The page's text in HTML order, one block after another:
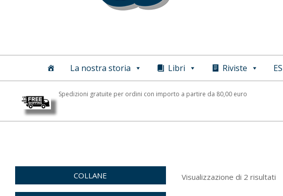
Editoriale
Scientifica
La nostra storia Libri Riviste
Spedizioni gratuite per ordini con importo a partire da 80,00 euro
Visualizzazione di 2 risultati
COLLANE